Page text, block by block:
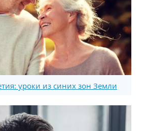
уроки из синих зон Земли